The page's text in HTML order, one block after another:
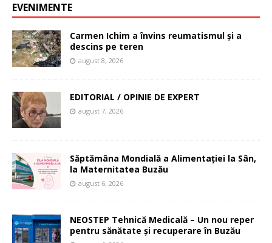
EVENIMENTE
Carmen Ichim a învins reumatismul și a
descins pe teren
august 8, 2026
EDITORIAL / OPINIE DE EXPERT
august 7, 2026
Săptămâna Mondială a Alimentației la Sân,
la Maternitatea Buzău
august 6, 2026
NEOSTEP Tehnică Medicală – Un nou reper
pentru sănătate și recuperare în Buzău